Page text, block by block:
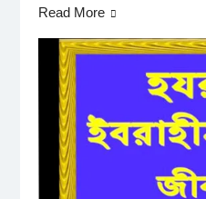
Read More